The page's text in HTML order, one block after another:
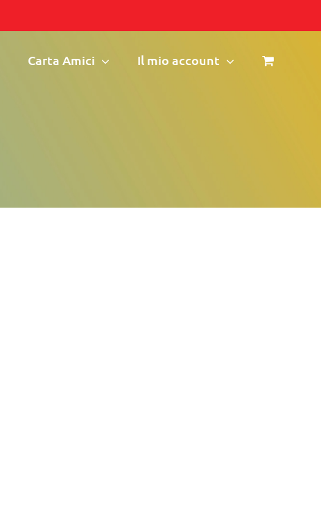
Carta Amici Il mio account